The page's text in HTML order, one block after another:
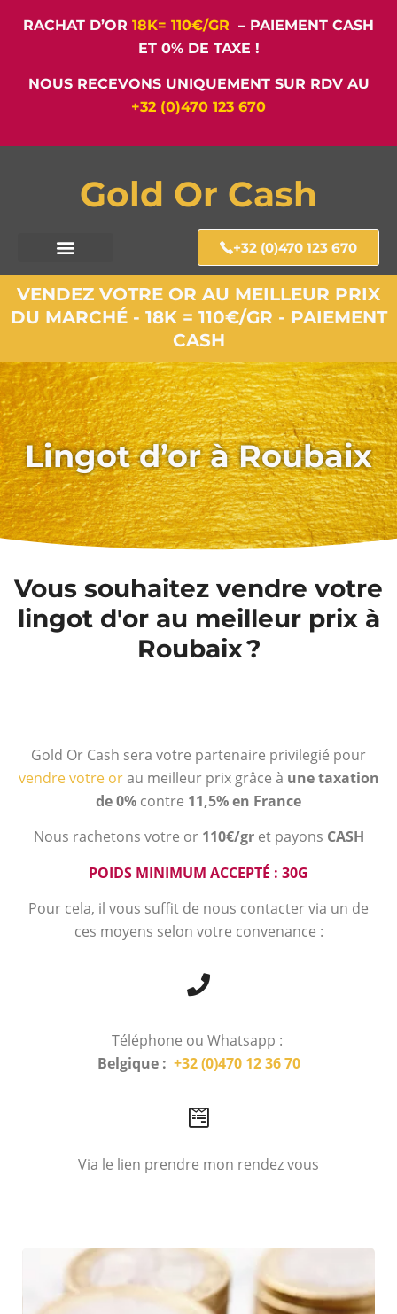
RACHAT D’OR 18K= 110€/GR – PAIEMENT CASH
ET 0% DE TAXE !
NOUS RECEVONS UNIQUEMENT SUR RDV AU
+32 (0)470 123 670
Gold Or Cash
+32 (0)470 123 670
VENDEZ VOTRE OR AU MEILLEUR PRIX
DU MARCHÉ - 18K = 110€/GR - PAIEMENT
CASH
Lingot d’or à Roubaix
Vous souhaitez vendre votre
lingot d'or au meilleur prix à
Roubaix ?
Gold Or Cash sera votre partenaire privilegié pour
vendre votre orau meilleur prix grâce à une taxation
de 0% contre 11,5% en France
Nous rachetons votre or 110€/gr et payons CASH
POIDS MINIMUM ACCEPTÉ : 30G
Pour cela, il vous suffit de nous contacter via un de
ces moyens selon votre convenance :
Téléphone ou Whatsapp :
Belgique : +32 (0)470 12 36 70
Via le lien prendre mon rendez vous